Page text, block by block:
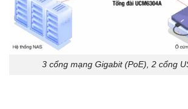
3 cổng mạng Gigabit (PoE), 2 cổng